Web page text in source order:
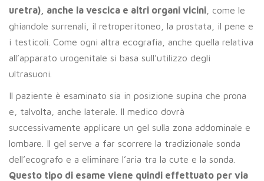
uretra), anche la vescica e altri organi vicini , come le
ghiandole surrenali, il retroperitoneo, la prostata, il pene e
i testicoli. Come ogni altra ecografia, anche quella relativa
all’apparato urogenitale si basa sull’utilizzo degli
ultrasuoni.
Il paziente è esaminato sia in posizione supina che prona
e, talvolta, anche laterale. Il medico dovrà
successivamente applicare un gel sulla zona addominale e
lombare. Il gel serve a far scorrere la tradizionale sonda
dell’ecografo e a eliminare l’aria tra la cute e la sonda.
Questo tipo di esame viene quindi effettuato per via